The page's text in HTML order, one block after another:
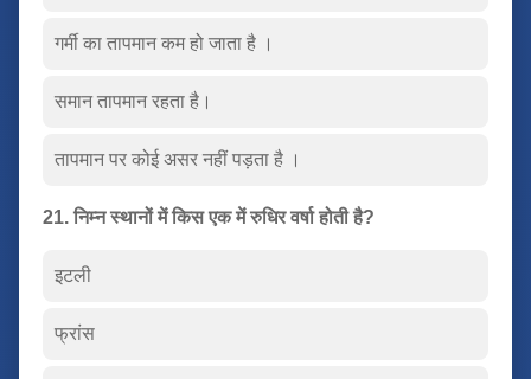
गर्मी का तापमान कम हो जाता है ।
समान तापमान रहता है।
तापमान पर कोई असर नहीं पड़ता है ।
21. निम्न स्थानों में किस एक में रुधिर वर्षा होती है?
इटली
फ्रांस